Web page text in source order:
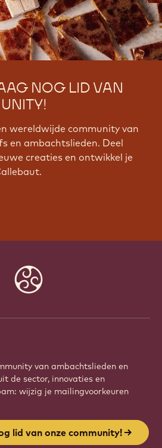
NOG LID VAN
wereldwijde community van
en ambachtslieden. Deel
creaties en ontwikkel je
van ambachtslieden en
de sector, innovaties en
wijzig je mailingvoorkeuren
lid van onze community!